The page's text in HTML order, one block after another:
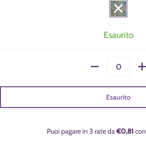
Esaurito
Esaurito
Puoi pagare in 3 rate da€0,81con